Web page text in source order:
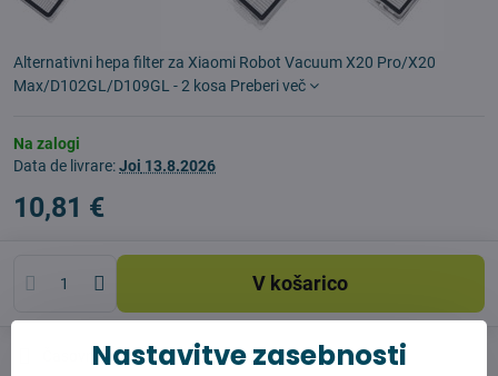
Alternativni hepa filter za Xiaomi Robot Vacuum X20 Pro/X20
Max/D102GL/D109GL - 2 kosa Preberi več
Na zalogi
Data de livrare:Joi 13.8.2026
10,81 €
V košarico
Časovnik nadzora Shippings
Nastavitve zasebnosti